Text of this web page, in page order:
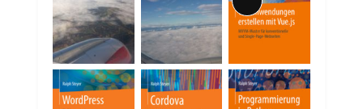
Lange
Beschreibung